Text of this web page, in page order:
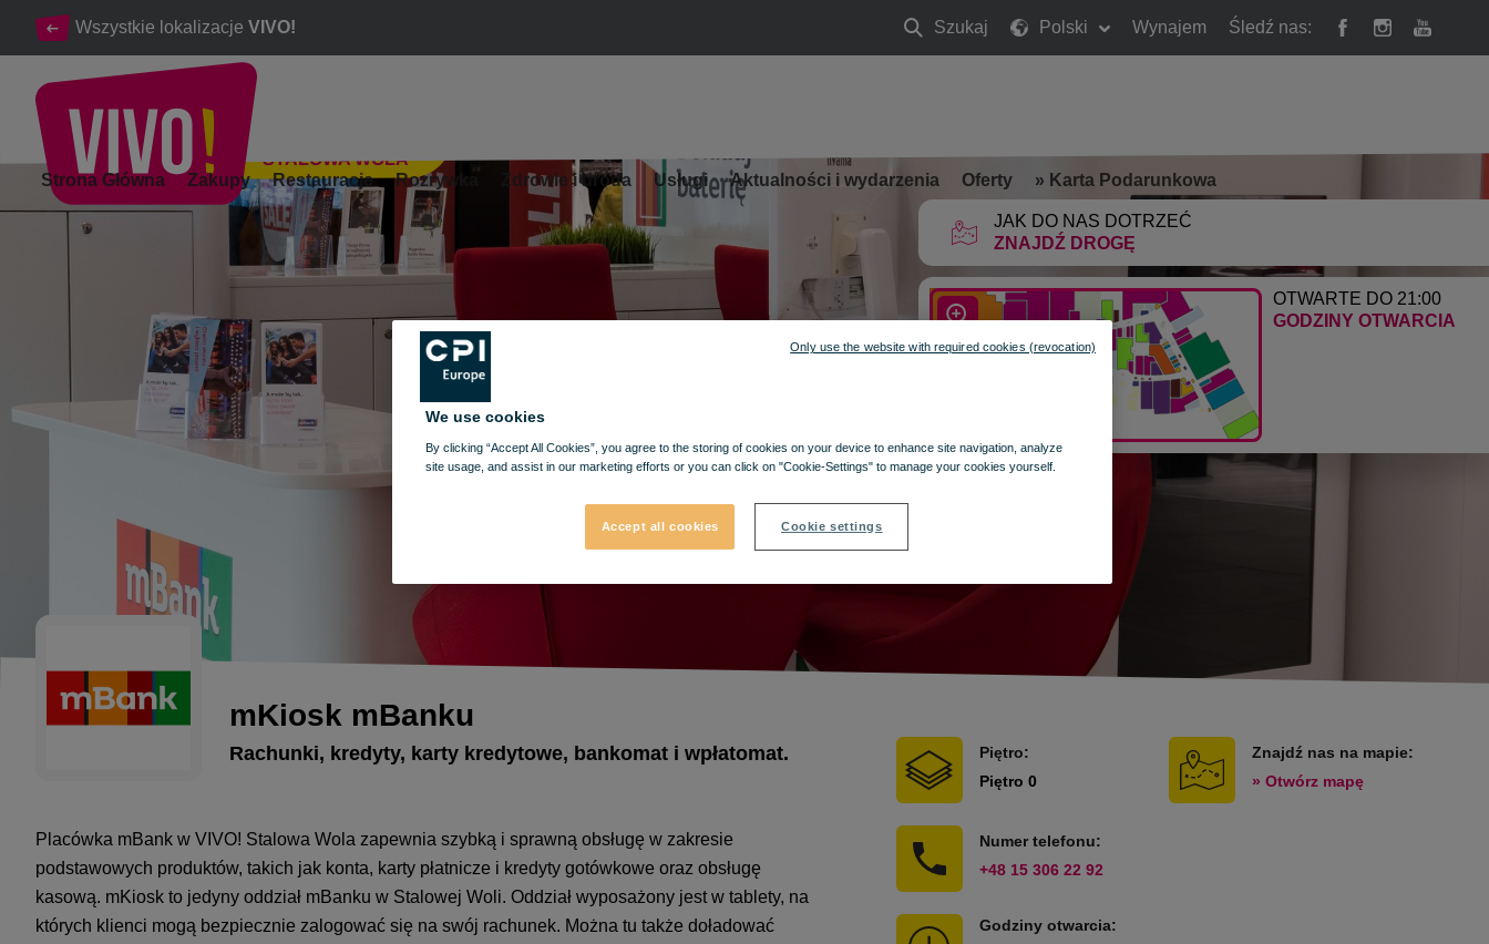
Wszystkie lokalizacje VIVO! Szukaj
Szukaj
Polski Wynajem Śledź nas:
JAK DO NAS DOTRZEĆ
ZNAJDŹ DROGĘ
OTWARTE DO 21:00
GODZINY OTWARCIA
Stalowa Wola
STALOWA WOLA
Strona Główna Zakupy Restauracje Rozrywka Zdrowie i uroda Usługi Aktualności i wydarzenia Oferty » Karta Podarunkowa
Lider bankowości internetowej w Polsce
mKiosk mBanku
Rachunki, kredyty, karty kredytowe, bankomat i wpłatomat.
Placówka mBank w VIVO! Stalowa Wola zapewnia szybką i sprawną obsługę w zakresie
podstawowych produktów, takich jak konta, karty płatnicze i kredyty gotówkowe oraz obsługę
kasową. mKiosk to jedyny oddział mBanku w Stalowej Woli. Oddział wyposażony jest w tablety, na
których klienci mogą bezpiecznie zalogować się na swój rachunek. Można tu także doładować
Piętro:
Piętro 0
Znajdź nas na mapie:
» Otwórz mapę
Numer telefonu:
+48 15 306 22 92
Godziny otwarcia:
We use cookies
By clicking “Accept All Cookies”, you agree to the storing of cookies on your device to enhance site navigation, analyze
site usage, and assist in our marketing efforts or you can click on "Cookie-Settings" to manage your cookies yourself.
Accept all cookies Cookie settings
Only use the website with required cookies (revocation)